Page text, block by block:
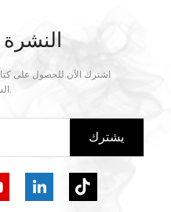
النشرة
اشترك الآن للحصول على
السيجار.
يشترك